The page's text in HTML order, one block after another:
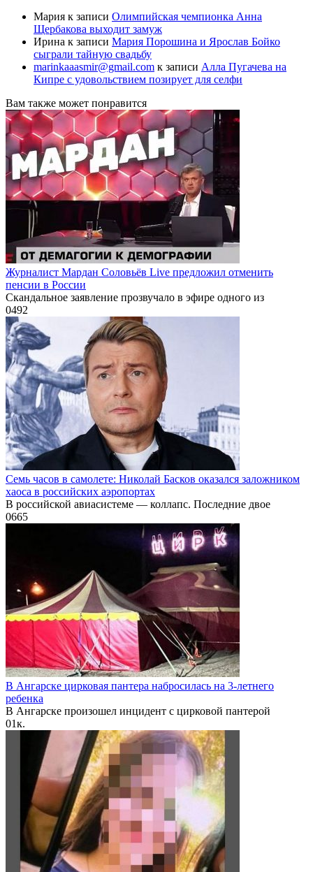
Мария к записи Олимпийская чемпионка Анна
Щербакова выходит замуж
Ирина к записи Мария Порошина и Ярослав Бойко
сыграли тайную свадьбу
marinkaaasmir@gmail.com к записи Алла Пугачева на
Кипре с удовольствием позирует для селфи
Вам также может понравится
Журналист Мардан Соловьёв Live предложил отменить
пенсии в России
Скандальное заявление прозвучало в эфире одного из
0492
Семь часов в самолете: Николай Басков оказался заложником
хаоса в российских аэропортах
В российской авиасистеме — коллапс. Последние двое
0665
В Ангарске цирковая пантера набросилась на 3-летнего
ребенка
В Ангарске произошел инцидент с цирковой пантерой
01к.